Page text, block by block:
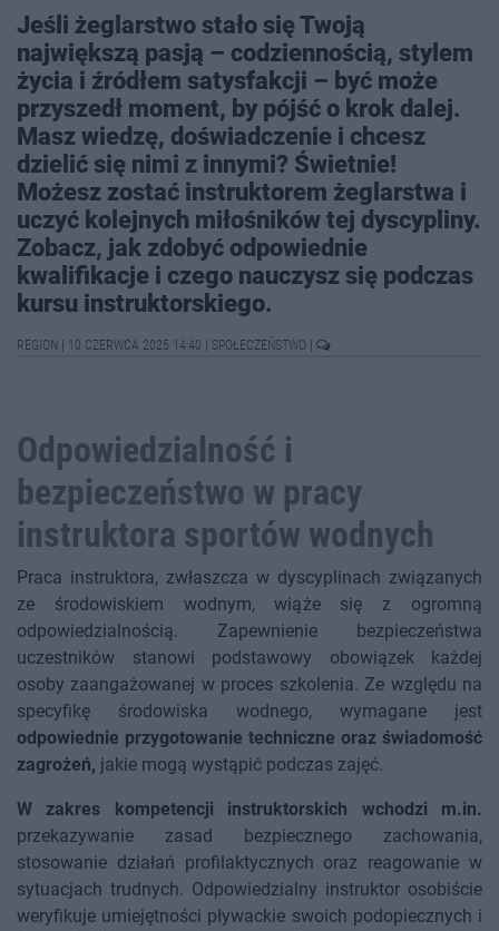
Jeśli żeglarstwo stało się Twoją
największą pasją – codziennością, stylem
życia i źródłem satysfakcji – być może
przyszedł moment, by pójść o krok dalej.
Masz wiedzę, doświadczenie i chcesz
dzielić się nimi z innymi? Świetnie!
Możesz zostać instruktorem żeglarstwa i
uczyć kolejnych miłośników tej dyscypliny.
Zobacz, jak zdobyć odpowiednie
kwalifikacje i czego nauczysz się podczas
kursu instruktorskiego.
REGION 10 CZERWCA 2025 14:40 SPOŁECZEŃSTWO
Odpowiedzialność i
bezpieczeństwo w pracy
instruktora sportów wodnych
Praca instruktora, zwłaszcza w dyscyplinach związanych
ze środowiskiem wodnym, wiąże się z ogromną
odpowiedzialnością. Zapewnienie bezpieczeństwa
uczestników stanowi podstawowy obowiązek każdej
osoby zaangażowanej w proces szkolenia. Ze względu na
specyfikę środowiska wodnego, wymagane jest
odpowiednie przygotowanie techniczne oraz świadomość
zagrożeń, jakie mogą wystąpić podczas zajęć.
W zakres kompetencji instruktorskich wchodzi m.in.
przekazywanie zasad bezpiecznego zachowania,
stosowanie działań profilaktycznych oraz reagowanie w
sytuacjach trudnych. Odpowiedzialny instruktor osobiście
weryfikuje umiejętności pływackie swoich podopiecznych i